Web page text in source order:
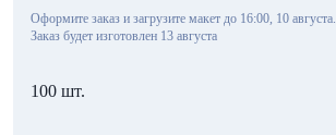
Оформите заказ и загрузите макет до 16:00, 10 августа.
Заказ будет изготовлен 13 августа
100 шт.